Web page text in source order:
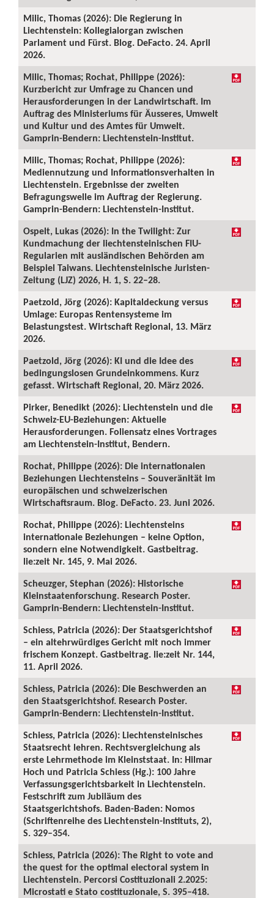
Milic, Thomas (2026): Die Regierung in
Liechtenstein: Kollegialorgan zwischen
Parlament und Fürst. Blog. DeFacto. 24. April
2026.
Milic, Thomas; Rochat, Philippe (2026):
Kurzbericht zur Umfrage zu Chancen und
Herausforderungen in der Landwirtschaft. Im
Auftrag des Ministeriums für Äusseres, Umwelt
und Kultur und des Amtes für Umwelt.
Gamprin-Bendern: Liechtenstein-Institut.
Milic, Thomas; Rochat, Philippe (2026):
Mediennutzung und Informationsverhalten in
Liechtenstein. Ergebnisse der zweiten
Befragungswelle im Auftrag der Regierung.
Gamprin-Bendern: Liechtenstein-Institut.
Ospelt, Lukas (2026): In the Twilight: Zur
Kundmachung der liechtensteinischen FIU-
Regularien mit ausländischen Behörden am
Beispiel Taiwans. Liechtensteinische Juristen-
Zeitung (LJZ) 2026, H. 1, S. 22–28.
Paetzold, Jörg (2026): Kapitaldeckung versus
Umlage: Europas Rentensysteme im
Belastungstest. Wirtschaft Regional, 13. März
2026.
Paetzold, Jörg (2026): KI und die Idee des
bedingungslosen Grundeinkommens. Kurz
gefasst. Wirtschaft Regional, 20. März 2026.
Pirker, Benedikt (2026): Liechtenstein und die
Schweiz-EU-Beziehungen: Aktuelle
Herausforderungen. Foliensatz eines Vortrages
am Liechtenstein-Institut, Bendern.
Rochat, Philippe (2026): Die internationalen
Beziehungen Liechtensteins – Souveränität im
europäischen und schweizerischen
Wirtschaftsraum. Blog. DeFacto. 23. Juni 2026.
Rochat, Philippe (2026): Liechtensteins
internationale Beziehungen – keine Option,
sondern eine Notwendigkeit. Gastbeitrag.
lie:zeit Nr. 145, 9. Mai 2026.
Scheuzger, Stephan (2026): Historische
Kleinstaatenforschung. Research Poster.
Gamprin-Bendern: Liechtenstein-Institut.
Schiess, Patricia (2026): Der Staatsgerichtshof
– ein altehrwürdiges Gericht mit noch immer
frischem Konzept. Gastbeitrag. lie:zeit Nr. 144,
11. April 2026.
Schiess, Patricia (2026): Die Beschwerden an
den Staatsgerichtshof. Research Poster.
Gamprin-Bendern: Liechtenstein-Institut.
Schiess, Patricia (2026): Liechtensteinisches
Staatsrecht lehren. Rechtsvergleichung als
erste Lehrmethode im Kleinststaat. In: Hilmar
Hoch und Patricia Schiess (Hg.): 100 Jahre
Verfassungsgerichtsbarkeit in Liechtenstein.
Festschrift zum Jubiläum des
Staatsgerichtshofs. Baden-Baden: Nomos
(Schriftenreihe des Liechtenstein-Instituts, 2),
S. 329–354.
Schiess, Patricia (2026): The Right to vote and
the quest for the optimal electoral system in
Liechtenstein. Percorsi Costituzionali 2.2025:
Microstati e Stato costituzionale, S. 395–418.